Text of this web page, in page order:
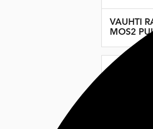
VAUHTI
MOS2